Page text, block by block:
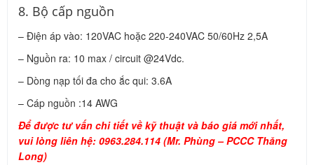
Bài viết liên quan:
DỰ THẢO LẦN 1: TCVN XXXX:2020 – MẶT NẠ PHÒNG
CẦU KỸ THUẬT, PHƯƠNG PHÁP KIỂM TRA, PHƯƠNG
PHÁP THỬ
CÁCH NHÌN MỚI VỀ CHẤT TẠO BỌT FOAM CHỮA CHÁY
TCVN 9383:2012 THỬ NGHIỆM KHẢ NĂNG CHỊU LỬA –
CỬA ĐI VÀ CỬA CHẮN NGĂN CHÁY
HỆ THỐNG THANG CỨU HỘ VÀ THOÁT HIỂM NHÀ CAO
TẦNG